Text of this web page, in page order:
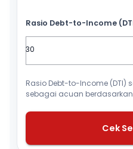
Rasio Debt-to-Income
Rasio Debt-to-Income (DTI)
sebagai acuan
Cek